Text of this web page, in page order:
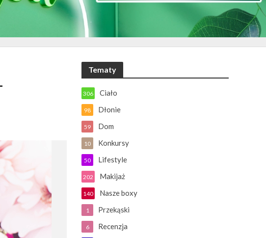
Tematy
Ciało
306
Dłonie
98
Dom
59
Konkursy
10
Lifestyle
50
Makijaż
202
Nasze boxy
140
Przekąski
1
Recenzja
6